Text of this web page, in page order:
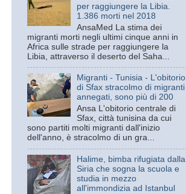
per raggiungere la Libia.
1.386 morti nel 2018
AnsaMed La stima dei
migranti morti negli ultimi cinque anni in
Africa sulle strade per raggiungere la
Libia, attraverso il deserto del Saha...
Migranti - Tunisia - L'obitorio
di Sfax stracolmo di migranti
annegati, sono più di 200
Ansa L'obitorio centrale di
Sfax, città tunisina da cui
sono partiti molti migranti dall'inizio
dell'anno, è stracolmo di un gra...
Halime, bimba rifugiata dalla
Siria che sogna la scuola e
studia in mezzo
all'immondizia ad Istanbul